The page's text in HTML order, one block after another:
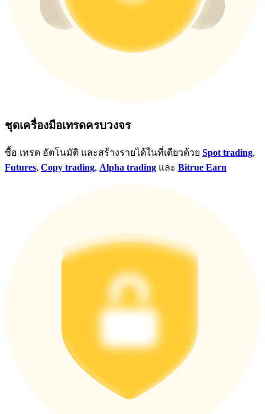
ชุดเครื่องมือเทรดครบวงจร
ซื้อ เทรด อัตโนมัติ และสร้างรายได้ในที่เดียวด้วย Spot trading,
Futures, Copy trading, Alpha trading และ Bitrue Earn